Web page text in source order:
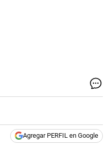
Agregar PERFIL en Google